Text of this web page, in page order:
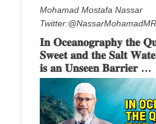
Mohamad Mostafa Nassar
Twitter:@NassarMohamadMR
𝐈𝐧 𝐎𝐜𝐞𝐚𝐧𝐨𝐠𝐫𝐚𝐩𝐡𝐲 𝐭𝐡𝐞
𝐒𝐰𝐞𝐞𝐭 𝐚𝐧𝐝 𝐭𝐡𝐞 𝐒𝐚𝐥𝐭
𝐢𝐬 𝐚𝐧 𝐔𝐧𝐬𝐞𝐞𝐧 𝐁𝐚𝐫𝐫𝐢𝐞𝐫 …